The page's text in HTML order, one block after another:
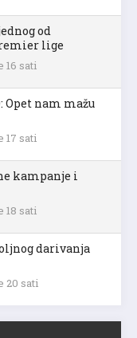
od
lige
16 sati
Opet nam mažu
17 sati
kampanje i
18 sati
darivanja
20 sati